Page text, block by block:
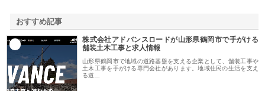
おすすめ記事
株式会社アドバンスロードが山形県鶴岡市で手がける
舗装土木工事と求人情報
山形県鶴岡市で地域の道路基盤を支える企業として、舗装工事や
土木工事を手がける専門会社があります。地域住民の生活を支え
る道…